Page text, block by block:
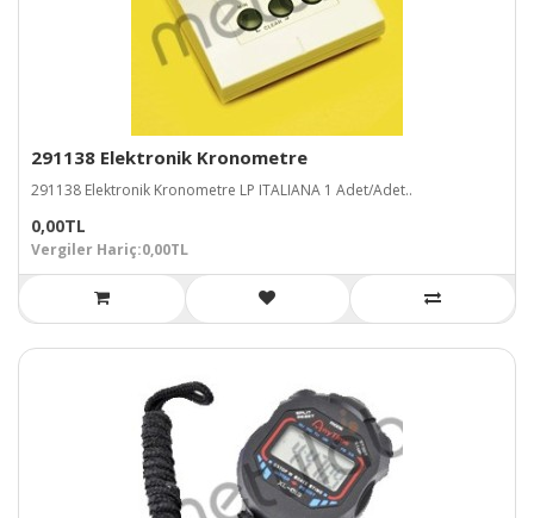
291138 Elektronik Kronometre
291138 Elektronik Kronometre LP ITALIANA 1 Adet/Adet..
0,00TL
Vergiler Hariç:0,00TL